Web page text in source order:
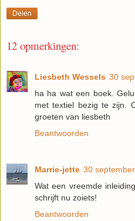
Delen
12 opmerkingen:
Liesbeth Wessels 30
ha ha wat een boek.
met textiel bezig te zijn.
groeten van liesbeth
Beantwoorden
Marrie-jette 30
Wat een vreemde
schrijft nu zoiets!
Beantwoorden